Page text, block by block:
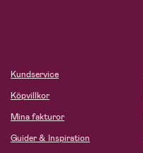
Kundservice
Köpvillkor
Mina fakturor
Guider & Inspiration